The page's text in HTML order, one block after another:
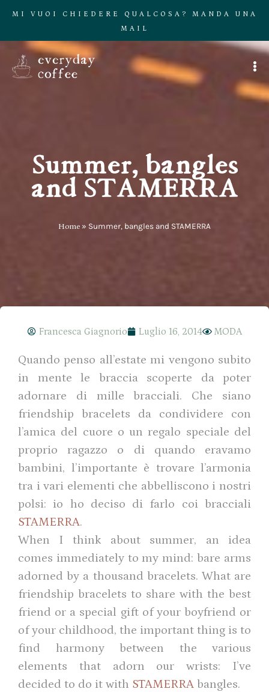
MI VUOI CHIEDERE QUALCOSA? MANDA UNA
MAIL
Summer, bangles
and STAMERRA
Home » Summer, bangles and STAMERRA
Francesca Giagnorio Luglio 16, 2014 MODA
Quando penso all’estate mi vengono subito
in mente le braccia scoperte da poter
adornare di mille bracciali. Che siano
friendship bracelets da condividere con
l’amica del cuore o un regalo speciale del
proprio ragazzo o di quando eravamo
bambini, l’importante è trovare l’armonia
tra i vari elementi che abbelliscono i nostri
polsi: io ho deciso di farlo coi bracciali
STAMERRA.
When I think about summer, an idea
comes immediately to my mind: bare arms
adorned by a thousand bracelets. What are
friendship bracelets to share with the ​​best
friend or a special gift of your boyfriend or
of your childhood, the important thing is to
find harmony between the various
elements that adorn our wrists: I’ve
decided to do it with STAMERRA bangles.